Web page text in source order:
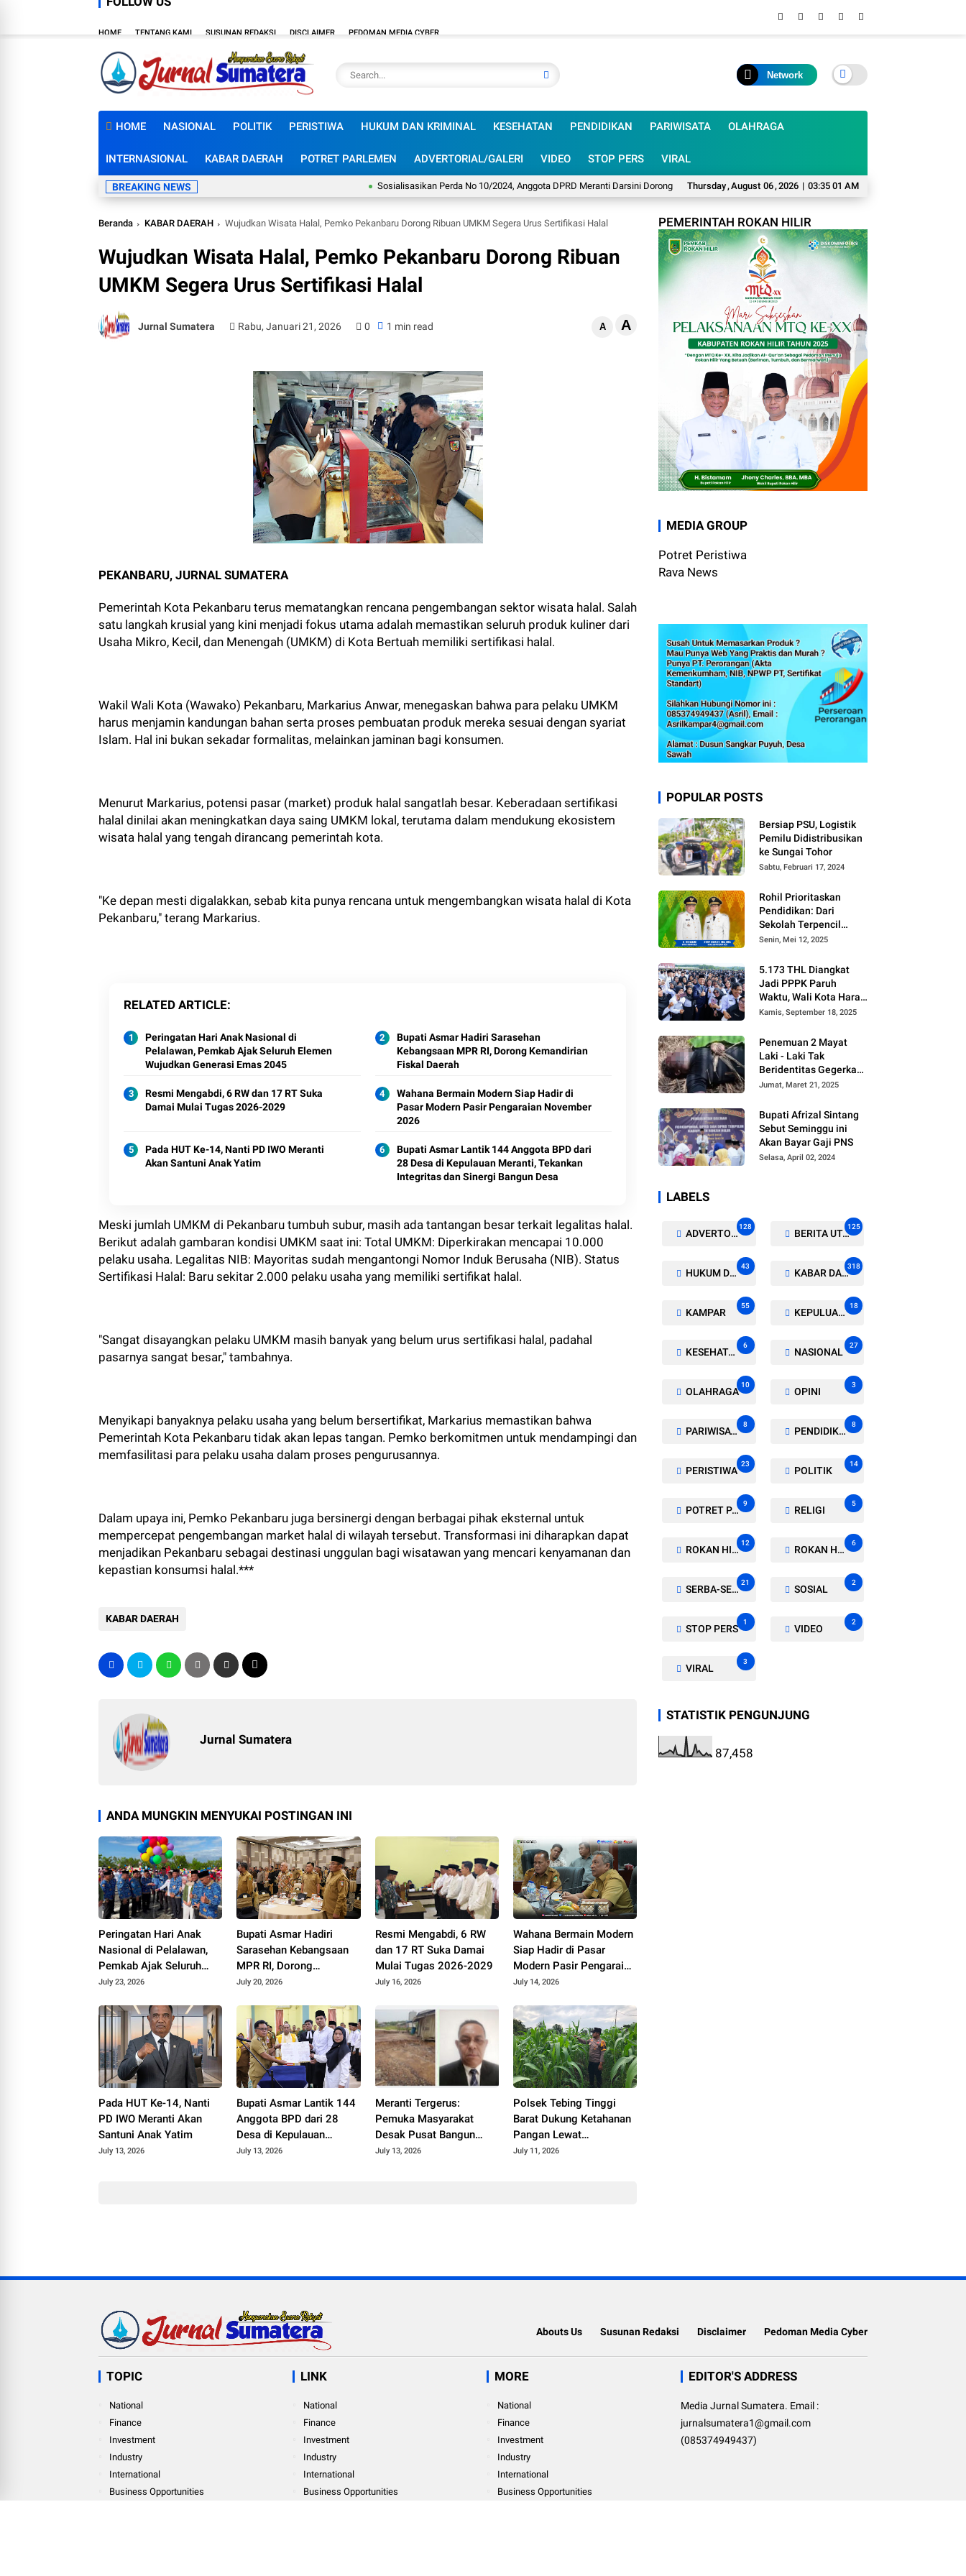
HOME TENTANG KAMI SUSUNAN REDAKSI DISCLAIMER PEDOMAN MEDIA CYBER
Network
HOME NASIONAL POLITIK PERISTIWA HUKUM DAN KRIMINAL KESEHATAN PENDIDIKAN PARIWISATA OLAHRAGA
INTERNASIONAL KABAR DAERAH POTRET PARLEMEN ADVERTORIAL/GALERI VIDEO STOP PERS VIRAL
Thursday,August 06,2026 | 03:35 02 AM
BREAKING NEWS Sosialisasikan Perda No 10/2024, Anggota DPRD Meranti Darsini Dorong Penguatan Koperasi dan UMKM Raker Perdana, PWRI Meranti Bentuk
Beranda KABAR DAERAH Wujudkan Wisata Halal, Pemko Pekanbaru Dorong Ribuan UMKM Segera Urus Sertifikasi Halal
Wujudkan Wisata Halal, Pemko Pekanbaru Dorong Ribuan
UMKM Segera Urus Sertifikasi Halal
Jurnal Sumatera Rabu, Januari 21, 2026 0 1 min read A A
PEKANBARU, JURNAL SUMATERA
Pemerintah Kota Pekanbaru terus mematangkan rencana pengembangan sektor wisata halal. Salah
satu langkah krusial yang kini menjadi fokus utama adalah memastikan seluruh produk kuliner dari
Usaha Mikro, Kecil, dan Menengah (UMKM) di Kota Bertuah memiliki sertifikasi halal.
Wakil Wali Kota (Wawako) Pekanbaru, Markarius Anwar, menegaskan bahwa para pelaku UMKM
harus menjamin kandungan bahan serta proses pembuatan produk mereka sesuai dengan syariat
Islam. Hal ini bukan sekadar formalitas, melainkan jaminan bagi konsumen.
Menurut Markarius, potensi pasar (market) produk halal sangatlah besar. Keberadaan sertifikasi
halal dinilai akan meningkatkan daya saing UMKM lokal, terutama dalam mendukung ekosistem
wisata halal yang tengah dirancang pemerintah kota.
"Ke depan mesti digalakkan, sebab kita punya rencana untuk mengembangkan wisata halal di Kota
Pekanbaru," terang Markarius.
RELATED ARTICLE
Peringatan Hari Anak Nasional di
Pelalawan, Pemkab Ajak Seluruh Elemen
Wujudkan Generasi Emas 2045
Bupati Asmar Hadiri Sarasehan
Kebangsaan MPR RI, Dorong Kemandirian
Fiskal Daerah
Resmi Mengabdi, 6 RW dan 17 RT Suka
Damai Mulai Tugas 2026-2029
Wahana Bermain Modern Siap Hadir di
Pasar Modern Pasir Pengaraian November
2026
Pada HUT Ke-14, Nanti PD IWO Meranti
Akan Santuni Anak Yatim
Bupati Asmar Lantik 144 Anggota BPD dari
28 Desa di Kepulauan Meranti, Tekankan
Integritas dan Sinergi Bangun Desa
Meski jumlah UMKM di Pekanbaru tumbuh subur, masih ada tantangan besar terkait legalitas halal.
Berikut adalah gambaran kondisi UMKM saat ini: Total UMKM: Diperkirakan mencapai 10.000
pelaku usaha. Legalitas NIB: Mayoritas sudah mengantongi Nomor Induk Berusaha (NIB). Status
Sertifikasi Halal: Baru sekitar 2.000 pelaku usaha yang memiliki sertifikat halal.
"Sangat disayangkan pelaku UMKM masih banyak yang belum urus sertifikasi halal, padahal
pasarnya sangat besar," tambahnya.
Menyikapi banyaknya pelaku usaha yang belum bersertifikat, Markarius memastikan bahwa
Pemerintah Kota Pekanbaru tidak akan lepas tangan. Pemko berkomitmen untuk mendampingi dan
memfasilitasi para pelaku usaha dalam proses pengurusannya.
Dalam upaya ini, Pemko Pekanbaru juga bersinergi dengan berbagai pihak eksternal untuk
mempercepat pengembangan market halal di wilayah tersebut. Transformasi ini diharapkan dapat
menjadikan Pekanbaru sebagai destinasi unggulan bagi wisatawan yang mencari kenyamanan dan
kepastian konsumsi halal.***
KABAR DAERAH
Jurnal Sumatera
ANDA MUNGKIN MENYUKAI POSTINGAN INI
Peringatan Hari Anak
Nasional di Pelalawan,
Pemkab Ajak Seluruh
Elemen Wujudkan
July 23, 2026
Bupati Asmar Hadiri
Sarasehan Kebangsaan
MPR RI, Dorong
Kemandirian Fiskal
July 20, 2026
Resmi Mengabdi, 6 RW
dan 17 RT Suka Damai
Mulai Tugas 2026-2029
July 16, 2026
Wahana Bermain Modern
Siap Hadir di Pasar
Modern Pasir Pengaraian
November 2026
July 14, 2026
Pada HUT Ke-14, Nanti
PD IWO Meranti Akan
Santuni Anak Yatim
July 13, 2026
Bupati Asmar Lantik 144
Anggota BPD dari 28
Desa di Kepulauan
Meranti, Tekankan
July 13, 2026
Meranti Tergerus:
Pemuka Masyarakat
Desak Pusat Bangun
Tanggul Penahan
July 13, 2026
Polsek Tebing Tinggi
Barat Dukung Ketahanan
Pangan Lewat
Pembinaan Kelompok
July 11, 2026
PEMERINTAH ROKAN HILIR
MEDIA GROUP
Potret Peristiwa
Rava News
SILAHKAN KLIK WHATSAPP KAMI
POPULAR POSTS
Bersiap PSU, Logistik
Pemilu Didistribusikan
ke Sungai Tohor
Sabtu, Februari 17, 2024
Rohil Prioritaskan
Pendidikan: Dari
Sekolah Terpencil
hingga Beasiswa
Senin, Mei 12, 2025
5.173 THL Diangkat
Jadi PPPK Paruh
Waktu, Wali Kota Harap
Ada Regulasi Baru
Kamis, September 18, 2025
Penemuan 2 Mayat
Laki - Laki Tak
Beridentitas Gegerkan
Warga Rohil
Jumat, Maret 21, 2025
Bupati Afrizal Sintang
Sebut Seminggu ini
Akan Bayar Gaji PNS
Selasa, April 02, 2024
LABELS
ADVERTORIAL/GALERI
128
BERITA UTAMA
125
HUKUM DAN KRIMINAL
43
KABAR DAERAH
318
KAMPAR
55
KEPULUAN MERANTI
18
KESEHATAN
6
NASIONAL
27
OLAHRAGA
10
OPINI
3
PARIWISATA
8
PENDIDIKAN
8
PERISTIWA
23
POLITIK
14
POTRET PARLEMEN
9
RELIGI
5
ROKAN HILIR
12
ROKAN HULU
6
SERBA-SERBI
21
SOSIAL
2
STOP PERS
1
VIDEO
2
VIRAL
3
STATISTIK PENGUNJUNG
87,458
Abouts Us Susunan Redaksi Disclaimer Pedoman Media Cyber
TOPIC
National
Finance
Investment
Industry
International
Business Opportunities
LINK
National
Finance
Investment
Industry
International
Business Opportunities
MORE
National
Finance
Investment
Industry
International
Business Opportunities
EDITOR'S ADDRESS
Media Jurnal Sumatera. Email :
jurnalsumatera1@gmail.com
(085374949437)